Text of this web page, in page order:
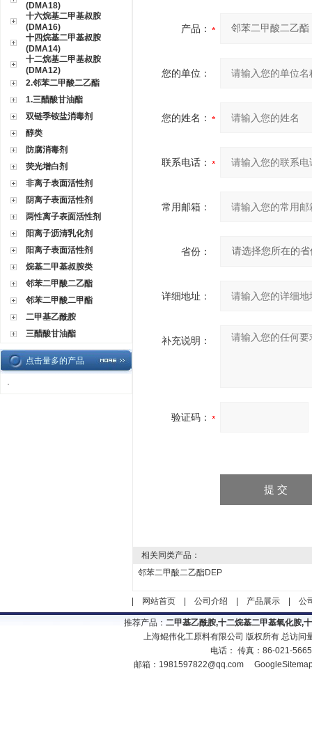
(DMA18)
十六烷基二甲基叔胺
(DMA16)
十四烷基二甲基叔胺
(DMA14)
十二烷基二甲基叔胺
(DMA12)
2.邻苯二甲酸二乙酯
1.三醋酸甘油酯
双链季铵盐消毒剂
醇类
防腐消毒剂
荧光增白剂
非离子表面活性剂
阴离子表面活性剂
两性离子表面活性剂
阳离子沥清乳化剂
阳离子表面活性剂
烷基二甲基叔胺类
邻苯二甲酸二乙酯
邻苯二甲酸二甲酯
二甲基乙酰胺
三醋酸甘油酯
点击量多的产品
·
产品：
您的单位：
您的姓名：
联系电话：
常用邮箱：
省份：
详细地址：
补充说明：
验证码：
相关同类产品：
邻苯二甲酸二乙酯DEP
网站首页| 公司介绍 产品展示| 公
推荐产品： 二甲基乙酰胺,十二烷基二甲基氧化胺,
上海鲲伟化工原料有限公司 版权所有 总访问
电话： 传真：86-021-
邮箱： 1981597822@qq.com